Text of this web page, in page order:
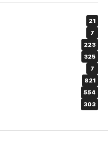
21
7
223
325
7
821
554
303